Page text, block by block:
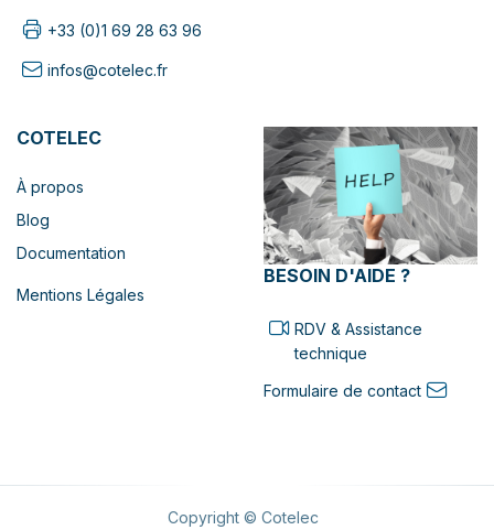
+33 (0)1 69 28 63 96
infos@cotelec.fr
COTELEC
À propos
Blog
Documentation
Mentions Légales
BESOIN D'AIDE ?
RDV & Assistance
technique
Formulaire de contact
Copyright © Cotelec